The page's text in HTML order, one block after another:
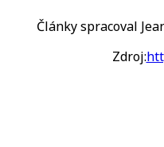
Články spracoval
Zdroj: